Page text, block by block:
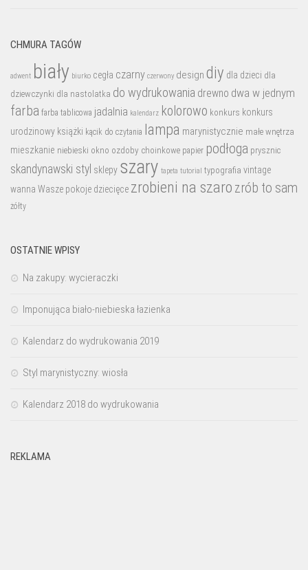
CHMURA TAGÓW
adwent biały biurko cegła czarny czerwony design diy dla dzieci dla
dziewczynki dla nastolatka do wydrukowania drewno dwa w jednym
farba farba tablicowa jadalnia kalendarz kolorowo konkurs konkurs
urodzinowy książki kącik do czytania lampa marynistycznie małe wnętrza
mieszkanie niebieski okno ozdoby choinkowe papier podłoga prysznic
skandynawski styl sklepy szary tapeta tutorial typografia vintage
wanna Wasze pokoje dziecięce zrobieni na szaro zrób to sam
żółty
OSTATNIE WPISY
Na zakupy: wycieraczki
Imponująca biało-niebieska łazienka
Kalendarz do wydrukowania 2019
Styl marynistyczny: wiosła
Kalendarz 2018 do wydrukowania
REKLAMA